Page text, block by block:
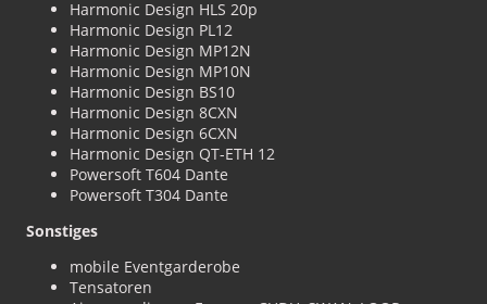
Harmonic Design HLS 20p
Harmonic Design PL12
Harmonic Design MP12N
Harmonic Design MP10N
Harmonic Design BS10
Harmonic Design 8CXN
Harmonic Design 6CXN
Harmonic Design QT-ETH 12
Powersoft T604 Dante
Powersoft T304 Dante
Sonstiges
mobile Eventgarderobe
Tensatoren